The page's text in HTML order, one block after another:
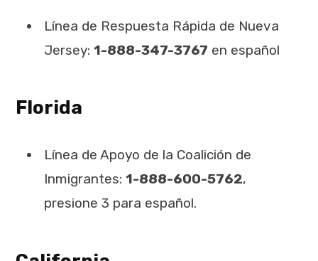
Línea de Respuesta Rápida de Nueva
Jersey: 1-888-347-3767 en español
Florida
Línea de Apoyo de la Coalición de
Inmigrantes: 1-888-600-5762,
presione 3 para español.